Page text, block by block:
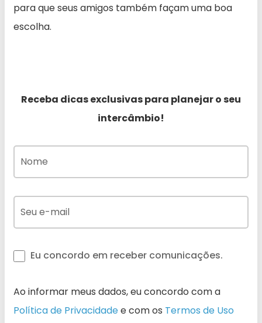
para que seus amigos também façam uma boa
escolha.
Receba dicas exclusivas para planejar o seu
intercâmbio!
Eu concordo em receber comunicações.
Ao informar meus dados, eu concordo com a
Política de Privacidadee com os Termos de Uso